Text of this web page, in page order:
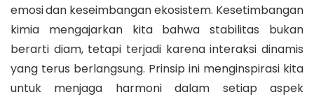
emosidan keseimbangan ekosistem. Kesetimbangan
kimia mengajarkan kita bahwa stabilitas bukan
berarti diam, tetapi terjadi karena interaksi dinamis
yang terus berlangsung. Prinsip ini menginspirasi kita
untuk menjaga harmoni dalam setiap aspek